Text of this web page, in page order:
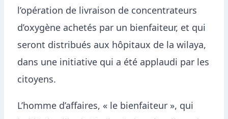
l’opération de livraison de concentrateurs
d’oxygène achetés par un bienfaiteur, et qui
seront distribués aux hôpitaux de la wilaya,
dans une initiative qui a été applaudi par les
citoyens.
L’homme d’affaires, « le bienfaiteur », qui